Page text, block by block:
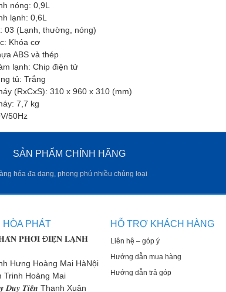
nóng: 0,9L
lạnh: 0,6L
03 (Lạnh, thường, nóng)
Khóa cơ
ABS và thép
lạnh: Chip điện tử
tủ: Trắng
(RxCxS): 310 x 960 x 310 (mm)
7,7 kg
50Hz
SẢN PHẨM CHÍNH HÃNG
hóa đa dạng, phong phú nhiều chủng loại
HÒA PHÁT
𝐏𝐇𝐎̂́𝐈 Đ𝐈𝐄̣̂𝐍 𝐋𝐀̣𝐍𝐇
Hưng Hoàng Mai HàNội
Trinh Hoàng Mai
𝑫𝒖𝒚 𝑻𝒊𝒆̂́𝒏 Thanh Xuân
HỖ TRỢ KHÁCH HÀNG
Liên hệ – góp ý
Hướng dẫn mua hàng
Hướng dẫn trả góp